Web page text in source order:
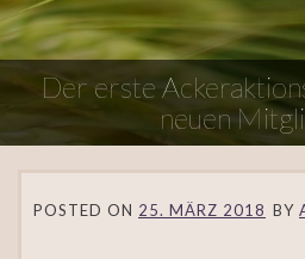
Der erste
neuen
POSTED ON 25. MÄRZ 2018 BY